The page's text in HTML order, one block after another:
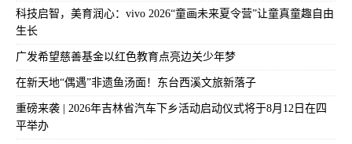
科技启智，美育润心：vivo 2026“童画未来夏令营”让童真童趣自由
生长
广发希望慈善基金以红色教育点亮边关少年梦
在新天地“偶遇”非遗鱼汤面！东台西溪文旅新落子
重磅来袭 | 2026年吉林省汽车下乡活动启动仪式将于8月12日在四
平举办